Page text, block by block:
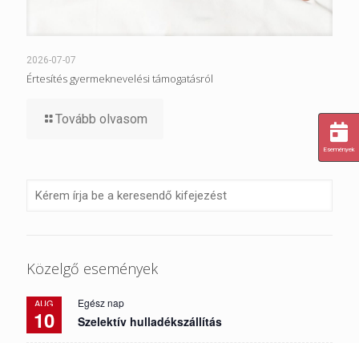
2026-07-07
Értesítés gyermeknevelési támogatásról
Tovább olvasom
Közelgő események
AUG
10
Egész nap
Szelektív hulladékszállítás
Események